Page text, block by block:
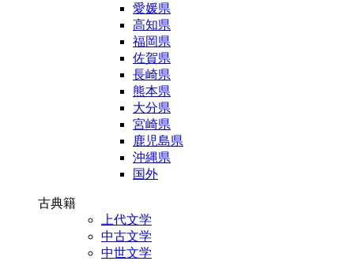
愛媛県
高知県
福岡県
佐賀県
長崎県
熊本県
大分県
宮崎県
鹿児島県
沖縄県
国外
古典籍
上代文学
中古文学
中世文学